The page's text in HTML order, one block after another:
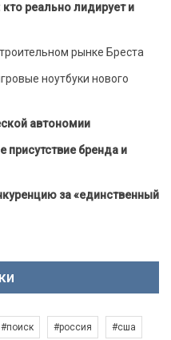
реально лидирует и
рынке Бреста
ноутбуки нового
автономии
бренда и
за «единственный
#поиск #россия #сша